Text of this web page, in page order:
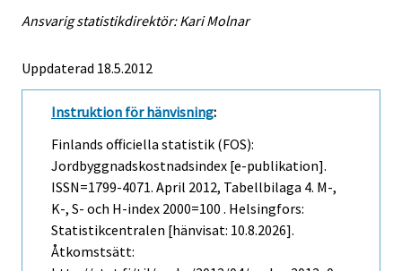
Ansvarig statistikdirektör: Kari Molnar
Uppdaterad 18.5.2012
Instruktion för hänvisning:
Finlands officiella statistik (FOS):
Jordbyggnadskostnadsindex [e-publikation].
ISSN=1799-4071. April 2012, Tabellbilaga 4. M-,
K-, S- och H-index 2000=100 . Helsingfors:
Statistikcentralen [hänvisat: 10.8.2026].
Åtkomstsätt: